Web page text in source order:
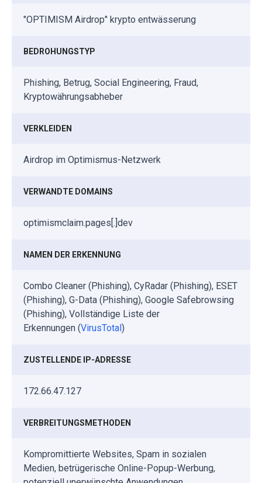
"OPTIMISM Airdrop" krypto entwässerung
BEDROHUNGSTYP
Phishing, Betrug, Social Engineering, Fraud,
Kryptowährungsabheber
VERKLEIDEN
Airdrop im Optimismus-Netzwerk
VERWANDTE DOMAINS
optimismclaim.pages[.]dev
NAMEN DER ERKENNUNG
Combo Cleaner (Phishing), CyRadar (Phishing), ESET
(Phishing), G-Data (Phishing), Google Safebrowsing
(Phishing), Vollständige Liste der
Erkennungen (VirusTotal )
ZUSTELLENDE IP-ADRESSE
172.66.47.127
VERBREITUNGSMETHODEN
Kompromittierte Websites, Spam in sozialen
Medien, betrügerische Online-Popup-Werbung,